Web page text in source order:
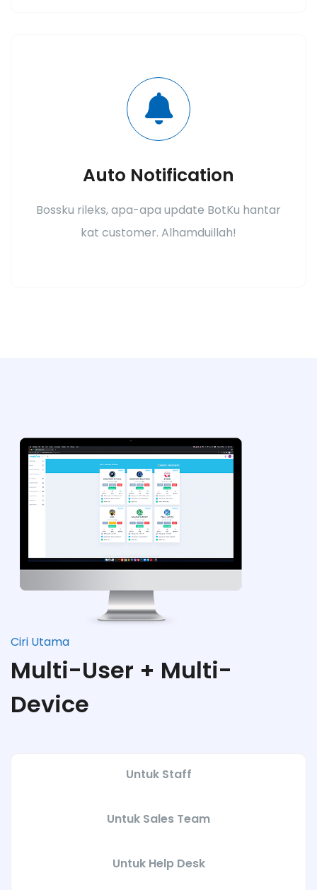
Auto Notification
Bossku rileks, apa-apa update BotKu hantar
kat customer. Alhamduillah!
Ciri Utama
Multi-User + Multi-
Device
Untuk Staff
Untuk Sales Team
Untuk Help Desk